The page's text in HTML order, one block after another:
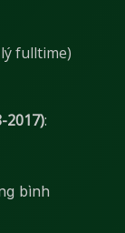
fulltime)
2017):
bình